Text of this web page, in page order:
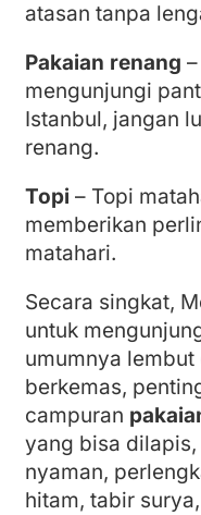
atasan tanpa
Pakaian renang
mengunjungi
Istanbul, jangan
renang.
Topi – Topi
memberikan
matahari.
Secara singkat,
untuk
umumnya lembut
berkemas,
campuran
yang bisa
nyaman,
hitam, tabir